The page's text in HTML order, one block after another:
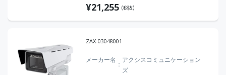
¥21,255 (税抜)
ZAX-03048001
メーカー名
アクシスコミュニケーション
ズ